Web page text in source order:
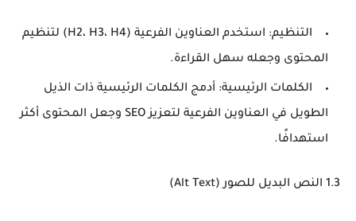
التنظيم
: استخدم العناوين الفرعية (H2، H3، H4) لتنظيم
المحتوى وجعله سهل القراءة.
الكلمات الرئيسية: أدمج الكلمات الرئيسية ذات الذيل
الطويل في العناوين الفرعية لتعزيز SEO وجعل المحتوى أكثر
استهدافًا.
1.3 النص البديل للصور (Alt Text)